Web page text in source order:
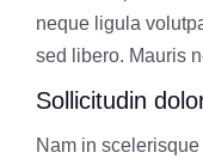
neque ligula
sed libero. Mauris
Sollicitudin
Nam in